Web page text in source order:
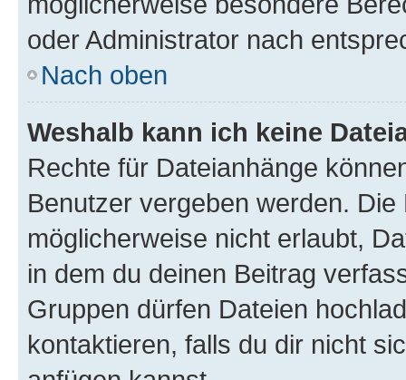
oder Administrator nach
Nach oben
Weshalb kann ich keine
Rechte für Dateianhänge
Benutzer vergeben werden.
möglicherweise nicht erlaubt,
in dem du deinen Beitrag
Gruppen dürfen Dateien
kontaktieren, falls du dir nicht